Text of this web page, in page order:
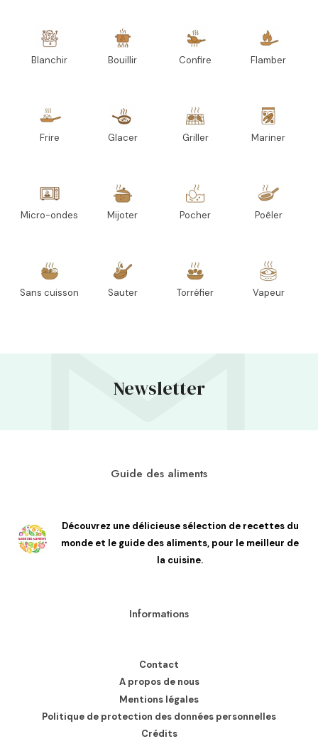
Blanchir Bouillir Confire Flamber
Frire Glacer Griller Mariner
Micro-ondes Mijoter Pocher Poêler
Sans cuisson Sauter Torréfier Vapeur
Newsletter
Guide des aliments
Découvrez une délicieuse sélection de recettes du
monde et le guide des aliments, pour le meilleur de
la cuisine.
Informations
Contact
A propos de nous
Mentions légales
Politique de protection des données personnelles
Crédits